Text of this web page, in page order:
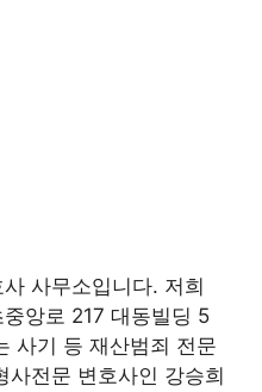
사무소입니다. 저희
앙로 217 대동빌딩 5
사기 등 재산범죄 전문
사전문 변호사인 강승희